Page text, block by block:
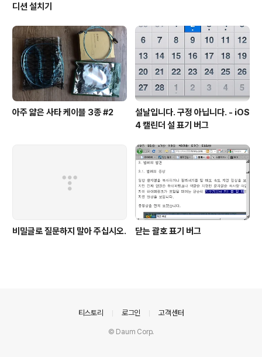
디션 설치기
아주 얇은 사타 케이블 3종 #2
설날입니다. 구정 아닙니다. - iOS
4 캘린더 설 표기 버그
비밀글로 질문하지 말아 주십시오. 닫는 괄호 표기 버그
티스토리 로그인 고객센터
© Daum Corp.